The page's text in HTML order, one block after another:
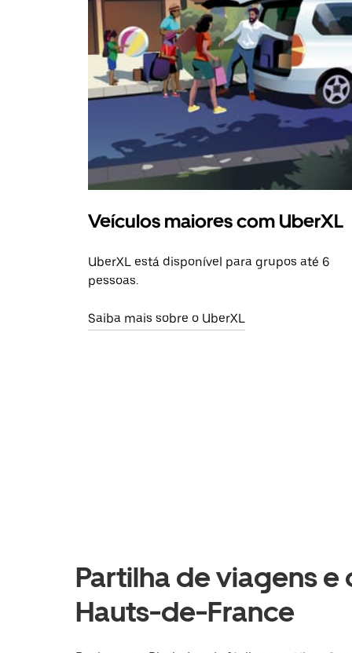
Veículos maiores com UberXL
UberXL está disponível para grupos até 6
pessoas.
Saiba mais sobre o UberXL
Partilha de viagens e
Hauts-de-France